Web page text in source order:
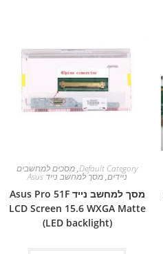
Default Category
,מסכים למחשבים
ניידים,מסך למחשב נייד Asus
מסך למחשב נייד Asus Pro 51F
LCD Screen 15.6 WXGA Matte
(LED backlight)